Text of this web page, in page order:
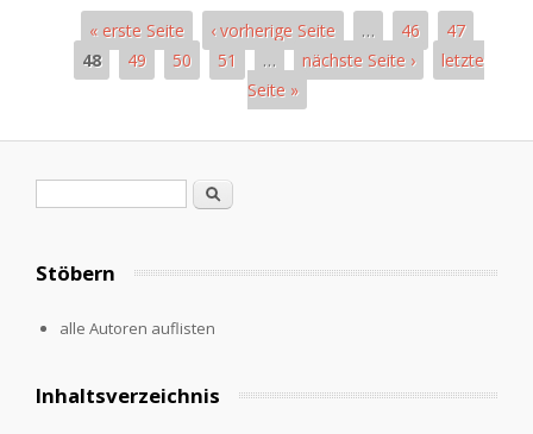
« erste Seite ‹ vorherige Seite … 46
47
48
49 50 51 … nächste Seite ›
letzte
Seite »
Search
Stöbern
alle Autoren auflisten
Inhaltsverzeichnis